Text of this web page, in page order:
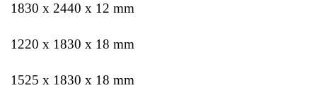
1830 x 2440 x 12 mm
1220 x 1830 x 18 mm
1525 x 1830 x 18 mm